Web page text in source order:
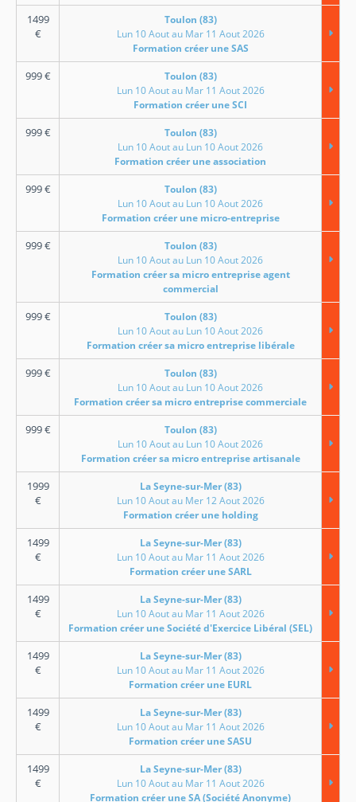
1499
€
Toulon (83)
Lun 10 Aout au Mar 11 Aout 2026
Formation créer une SAS
999€
Toulon (83)
Lun 10 Aout au Mar 11 Aout 2026
Formation créer une SCI
999€
Toulon (83)
Lun 10 Aout au Lun 10 Aout 2026
Formation créer une association
999€
Toulon (83)
Lun 10 Aout au Lun 10 Aout 2026
Formation créer une micro-entreprise
999€
Toulon (83)
Lun 10 Aout au Lun 10 Aout 2026
Formation créer sa micro entreprise agent
commercial
999€
Toulon (83)
Lun 10 Aout au Lun 10 Aout 2026
Formation créer sa micro entreprise libérale
999€
Toulon (83)
Lun 10 Aout au Lun 10 Aout 2026
Formation créer sa micro entreprise commerciale
999€
Toulon (83)
Lun 10 Aout au Lun 10 Aout 2026
Formation créer sa micro entreprise artisanale
1999
€
La Seyne-sur-Mer (83)
Lun 10 Aout au Mer 12 Aout 2026
Formation créer une holding
1499
€
La Seyne-sur-Mer (83)
Lun 10 Aout au Mar 11 Aout 2026
Formation créer une SARL
1499
€
La Seyne-sur-Mer (83)
Lun 10 Aout au Mar 11 Aout 2026
Formation créer une Société d'Exercice Libéral (SEL)
1499
€
La Seyne-sur-Mer (83)
Lun 10 Aout au Mar 11 Aout 2026
Formation créer une EURL
1499
€
La Seyne-sur-Mer (83)
Lun 10 Aout au Mar 11 Aout 2026
Formation créer une SASU
1499
€
La Seyne-sur-Mer (83)
Lun 10 Aout au Mar 11 Aout 2026
Formation créer une SA (Société Anonyme)